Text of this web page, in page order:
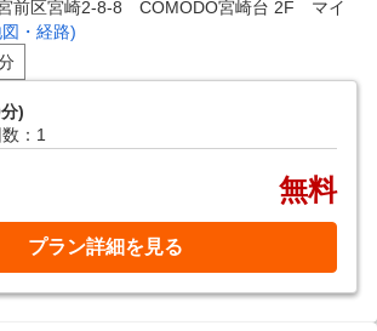
前区宮崎2-8-8 COMODO宮崎台 2F マイ
・経路)
)
：1
無料
プラン詳細を見る